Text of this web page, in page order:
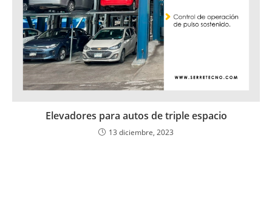
Elevadores para autos de triple espacio
13 diciembre, 2023